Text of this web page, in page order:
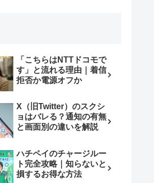
「こちらはNTTドコモで
す」と流れる理由｜着信
拒否か電源オフか
X（旧Twitter）のスクシ
ョはバレる？通知の有無
と画面別の違いを解説
ハチペイのチャージルー
ト完全攻略｜知らないと
損するお得な方法